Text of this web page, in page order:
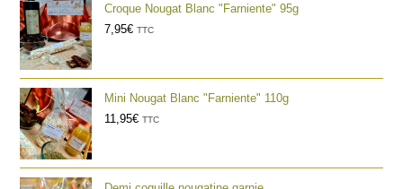
Croque Nougat Blanc "Farniente" 95g
7,95€ TTC
Mini Nougat Blanc "Farniente" 110g
11,95€ TTC